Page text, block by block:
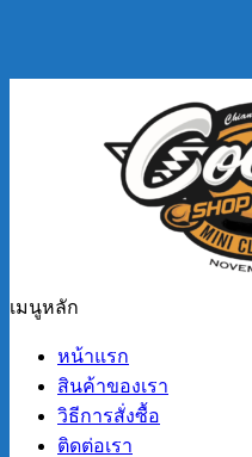
เมนูหลัก
หน้าแรก
สินค้าของเรา
วิธีการสั่งซื้อ
ติดต่อเรา